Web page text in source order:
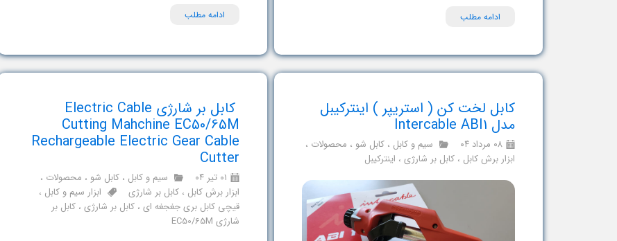
ادامه مطلب ادامه مطلب
کابل لخت کن ( استریپر ) اینترکیبل
مدل Intercable ABI1
۰۸ مرداد ۰۴ سیم و کابل ، کابل شو ، محصولات ،
ابزار برش کابل ، کابل بر شارژی ، اینترکیبل
کابل بر شارژی Electric Cable
Cutting Mahchine EC50/65M
Rechargeable Electric Gear Cable
Cutter
۰۱ تیر ۰۴ سیم و کابل ،کابل شو ، محصولات ،
ابزار برش کابل ،کابل بر شارژی ابزار سیم و کابل ،
قیچی کابل بری جغجغه ای ،کابل بر شارژی ،کابل بر
شارژی EC50/65M